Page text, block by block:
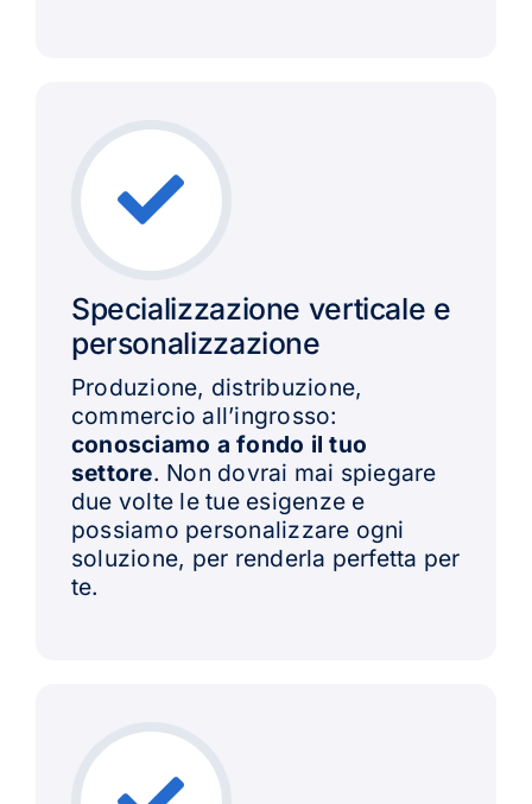
Specializzazione verticale e
personalizzazione
Produzione, distribuzione,
commercio all’ingrosso:
conosciamo a fondo il tuo
settore. Non dovrai mai spiegare
due volte le tue esigenze e
possiamo personalizzare ogni
soluzione, per renderla perfetta per
te.